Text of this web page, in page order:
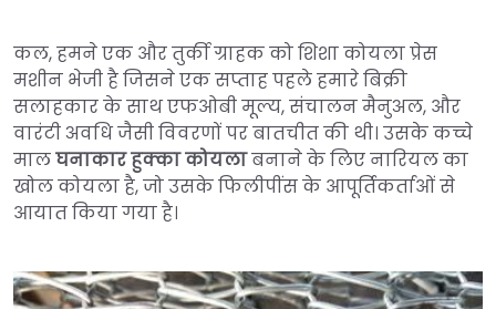
कल, हमने एक और तुर्की ग्राहक को शिशा कोयला प्रेस
मशीन भेजी है जिसने एक सप्ताह पहले हमारे बिक्री
सलाहकार के साथ एफओबी मूल्य, संचालन मैनुअल, और
वारंटी अवधि जैसी विवरणों पर बातचीत की थी। उसके कच्चे
मालघनाकार हुक्का कोयलाबनाने के लिए नारियल का
खोल कोयला है, जो उसके फिलीपींस के आपूर्तिकर्ताओं से
आयात किया गया है।